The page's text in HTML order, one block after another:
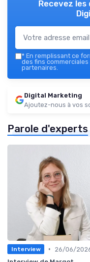
Recevez
* En remplissant ce
des fins
partenaires.
Digital Marketing
Ajoutez-nous à vos
Parole d'experts
Interview •
26/06/